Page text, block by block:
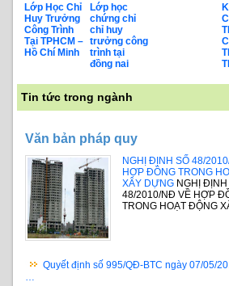
Lớp Học Chỉ
Huy Trưởng
Công Trình
Tại TPHCM –
Hồ Chí Minh
Lớp học
chứng chỉ
chỉ huy
trưởng công
trình tại
đồng nai
Tin tức trong ngành
Văn bản pháp quy
NGHỊ ĐỊNH SỐ 48/
HỢP ĐỒNG TRONG
XÂY DỰNG NGHỊ ĐỊNH
48/2010/NĐ VỀ HỢP
TRONG HOẠT ĐỘNG
Quyết định số 995/QĐ-BTC ngày 07/05/
…